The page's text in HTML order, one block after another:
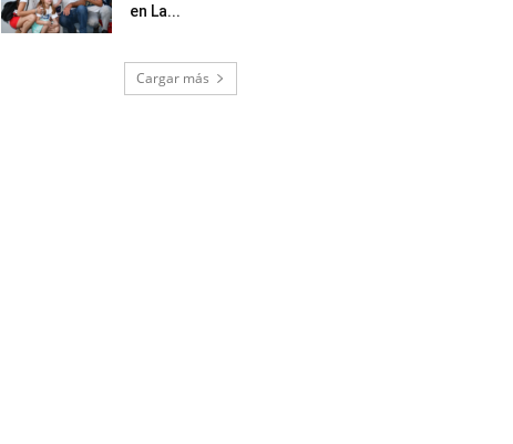
en La...
Cargar más